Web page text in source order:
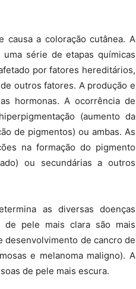
a coloração cutânea. A
série de etapas químicas
por fatores hereditários,
outros fatores. A produção e
hormonas. A ocorrência de
(aumento da
de pigmentos) ou ambas. As
na formação do pigmento
ou secundárias a outros
as diversas doenças
de pele mais clara são mais
desenvolvimento de cancro de
e melanoma maligno). A
de pele mais escura.